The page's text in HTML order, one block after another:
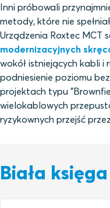
Inni próbowali
metody, które nie
Urządzenia Roxtec MCT
modernizacyjnych
wokół istniejących kabli i
podniesienie poziomu
projektach typu
wielokablowych
ryzykownych przejść
Biała księga